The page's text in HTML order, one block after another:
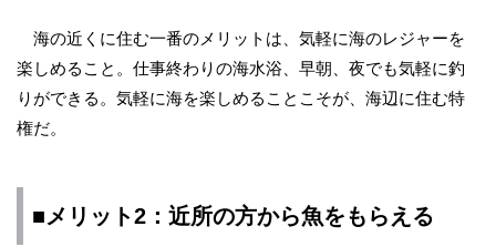
海の近くに住む一番のメリットは、気軽に海のレジャーを
楽しめること。仕事終わりの海水浴、早朝、夜でも気軽に釣
りができる。気軽に海を楽しめることこそが、海辺に住む特
権だ。
■メリット2：近所の方から魚をもらえる